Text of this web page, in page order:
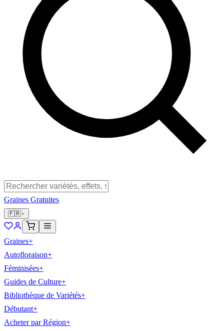
Graines Gratuites
🇫🇷
Graines+
Autofloraison+
Féminisées+
Guides de Culture+
Bibliothèque de Variétés+
Débutant+
Acheter par Région+